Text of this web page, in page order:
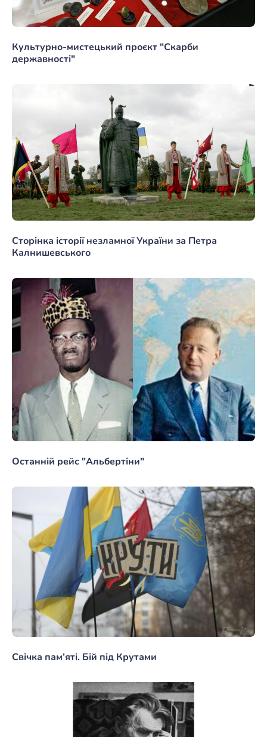
Культурно-мистецький проєкт "Скарби
державності"
Сторінка історії незламної України за Петра
Калнишевського
Останній рейс "Альбертіни"
Свічка пам’яті. Бій під Крутами